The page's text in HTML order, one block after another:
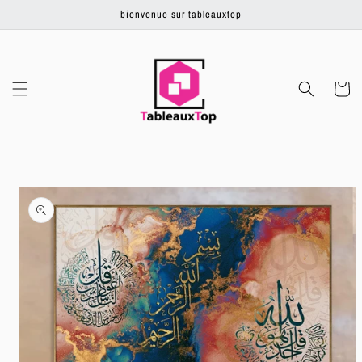
contenu
bienvenue sur tableauxtop
Panier
Passer aux
informations
produits